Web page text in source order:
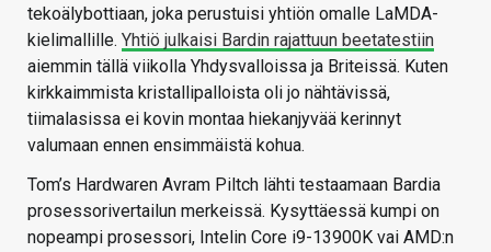
tekoälybottiaan, joka perustuisi yhtiön omalle LaMDA-
kielimallille. Yhtiö julkaisi Bardin rajattuun beetatestiin
aiemmin tällä viikolla Yhdysvalloissa ja Briteissä. Kuten
kirkkaimmista kristallipalloista oli jo nähtävissä,
tiimalasissa ei kovin montaa hiekanjyvää kerinnyt
valumaan ennen ensimmäistä kohua.
Tom’s Hardwaren Avram Piltch lähti testaamaan Bardia
prosessorivertailun merkeissä. Kysyttäessä kumpi on
nopeampi prosessori, Intelin Core i9-13900K vai AMD:n